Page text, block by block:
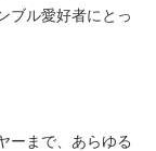
ブル愛好者にとっ
ーまで、あらゆる